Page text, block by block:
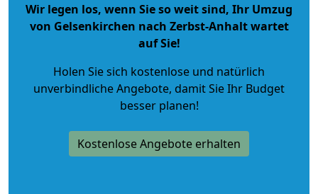
Wir legen los, wenn Sie so weit sind, Ihr Umzug
von Gelsenkirchen nach Zerbst-Anhalt wartet
auf Sie!
Holen Sie sich kostenlose und natürlich
unverbindliche Angebote, damit Sie Ihr Budget
besser planen!
Kostenlose Angebote erhalten